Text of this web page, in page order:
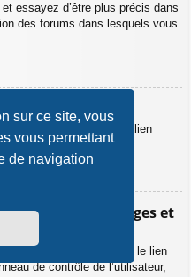
sur ce site, vous
vous permettant
de navigation
essayez d’être plus précis dans
des forums dans lesquels vous
membres ?
puis cliquer sur le lien
propres messages et
soit en cliquant sur le lien
de contrôle de l’utilisateur,